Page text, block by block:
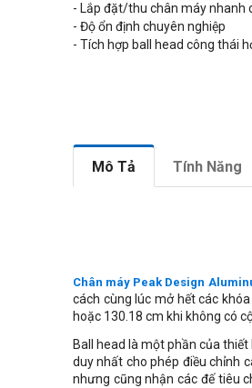
- Lắp đặt/thu chân máy nhanh
- Độ ổn định chuyên nghiệp
- Tích hợp ball head công thái
Mô Tả Tính Năng
Chân máy Peak Design
cách cùng lúc mở hết các
hoặc 130.18 cm khi không có
Ball head là một phần của
duy nhất cho phép điều chỉnh
nhưng cũng nhận các đế tiêu